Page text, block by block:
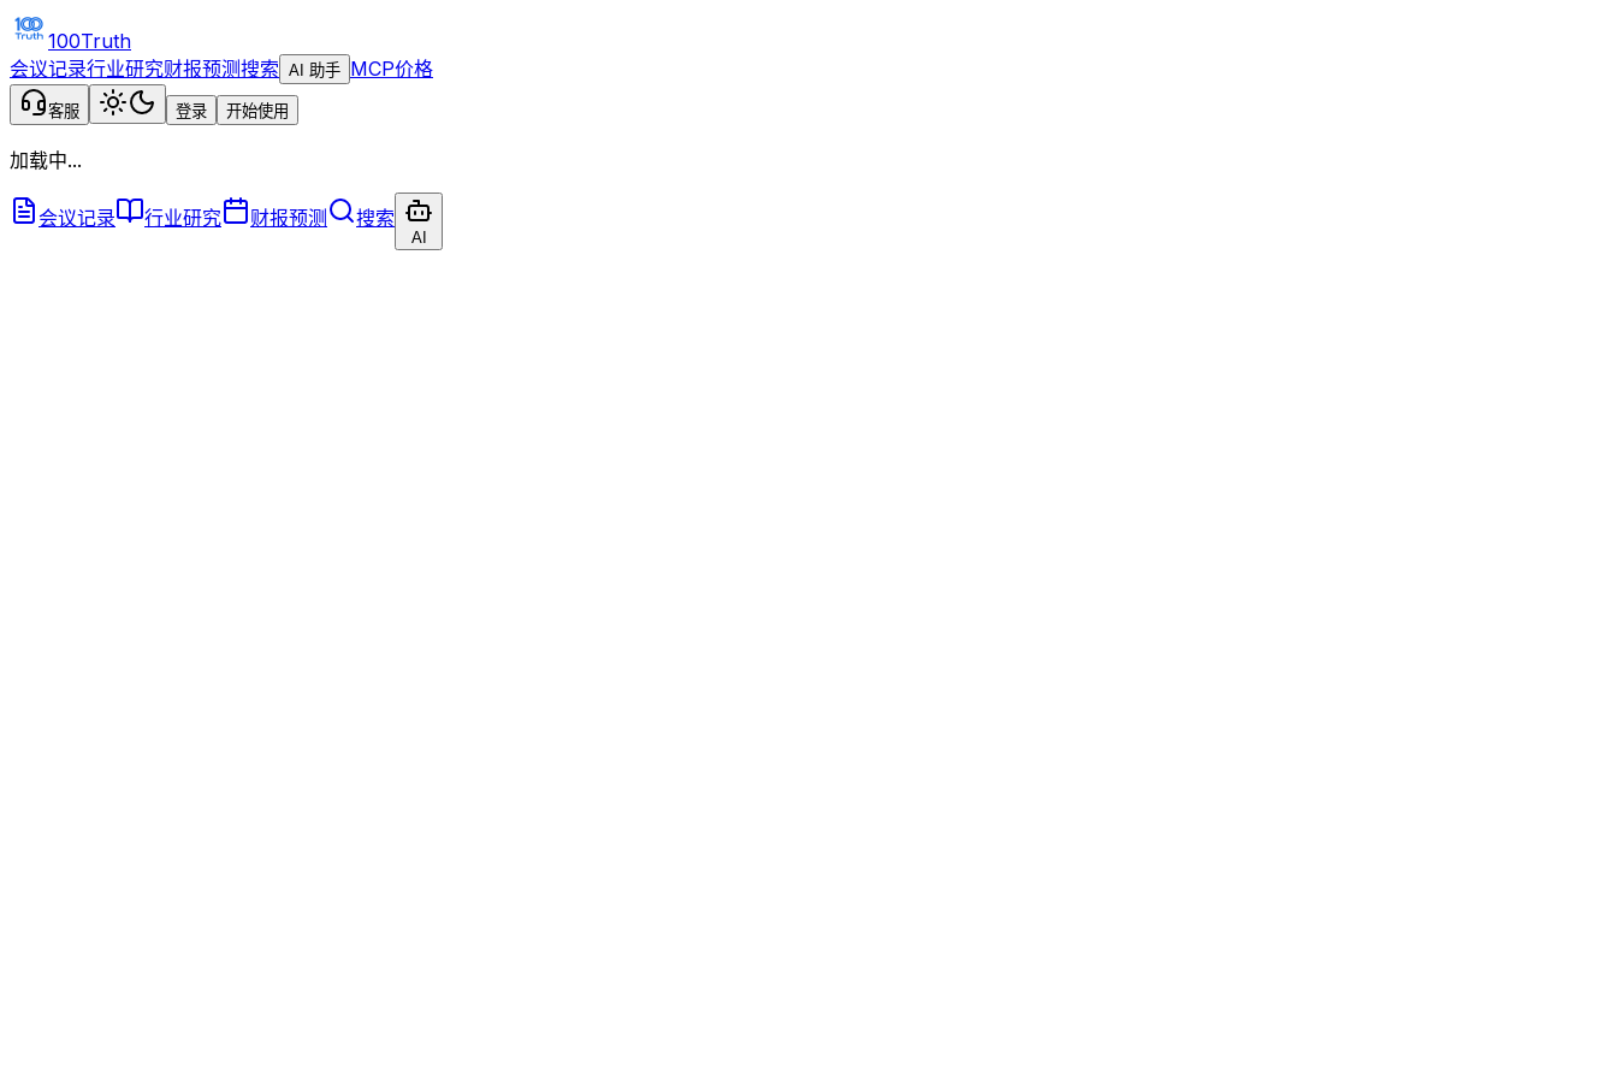
100Truth
会议记录行业研究财报预测搜索 AI 助手 MCP价格
客服 登录 开始使用
加载中...
会议记录 行业研究 财报预测 搜索
AI